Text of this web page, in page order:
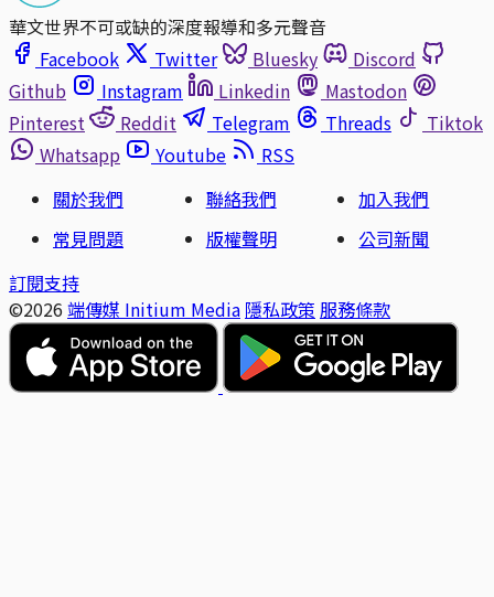
華文世界不可或缺的深度報導和多元聲音
Facebook
Twitter Bluesky
Discord
Github
Instagram Linkedin
Mastodon
Pinterest
Reddit Telegram Threads
Tiktok
Whatsapp
Youtube
RSS
關於我們
聯絡我們
加入我們
常見問題
版權聲明
公司新聞
訂閱支持
©2026 端傳媒 Initium Media 隱私政策 服務條款